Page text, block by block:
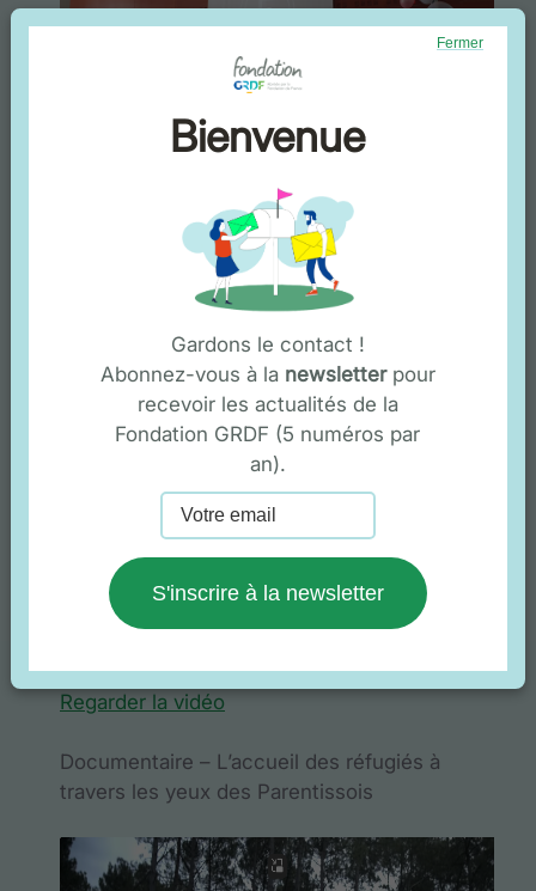
Retour en vidéo sur la journée :
Regarder la vidéo
Documentaire – L’accueil des réfugiés à
travers les yeux des Parentissois
Fermer
Bienvenue
Gardons le contact !
Abonnez-vous à la newsletterpour
recevoir les actualités de la
Fondation GRDF (5 numéros par
an).
S'inscrire à la newsletter